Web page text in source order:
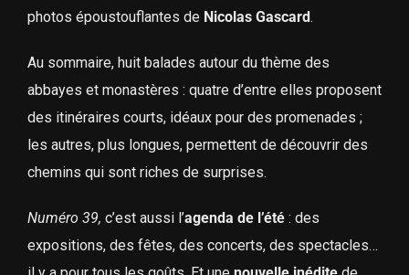
photos époustouflantes de Nicolas Gascard.
Au sommaire, huit balades autour du thème des
abbayes et monastères : quatre d’entre elles proposent
des itinéraires courts, idéaux pour des promenades ;
les autres, plus longues, permettent de découvrir des
chemins qui sont riches de surprises.
Numéro 39, c’est aussi l’agenda de l’été : des
expositions, des fêtes, des concerts, des spectacles…